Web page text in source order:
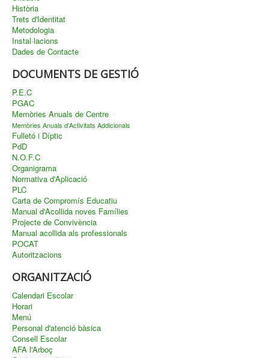
Història
Trets d'Identitat
Metodologia
Instal·lacions
Dades de Contacte
DOCUMENTS DE GESTIÓ
P.E.C
PGAC
Memòries Anuals de Centre
Memòries Anuals d'Activitats Addicionals
Fulletó i Díptic
PdD
N.O.F.C
Organigrama
Normativa d'Aplicació
PLC
Carta de Compromís Educatiu
Manual d'Acollida noves Famílies
Projecte de Convivència
Manual acollida als professionals
POCAT
Autoritzacions
ORGANITZACIÓ
Calendari Escolar
Horari
Menú
Personal d'atenció bàsica
Consell Escolar
AFA l'Arboç